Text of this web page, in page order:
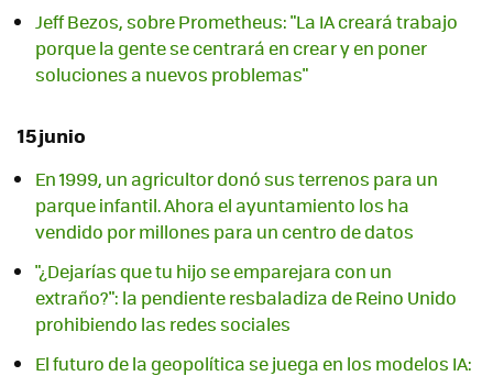
Jeff Bezos, sobre Prometheus: "La IA creará trabajo
porque la gente se centrará en crear y en poner
soluciones a nuevos problemas"
15 junio
En 1999, un agricultor donó sus terrenos para un
parque infantil. Ahora el ayuntamiento los ha
vendido por millones para un centro de datos
"¿Dejarías que tu hijo se emparejara con un
extraño?": la pendiente resbaladiza de Reino Unido
prohibiendo las redes sociales
El futuro de la geopolítica se juega en los modelos IA: